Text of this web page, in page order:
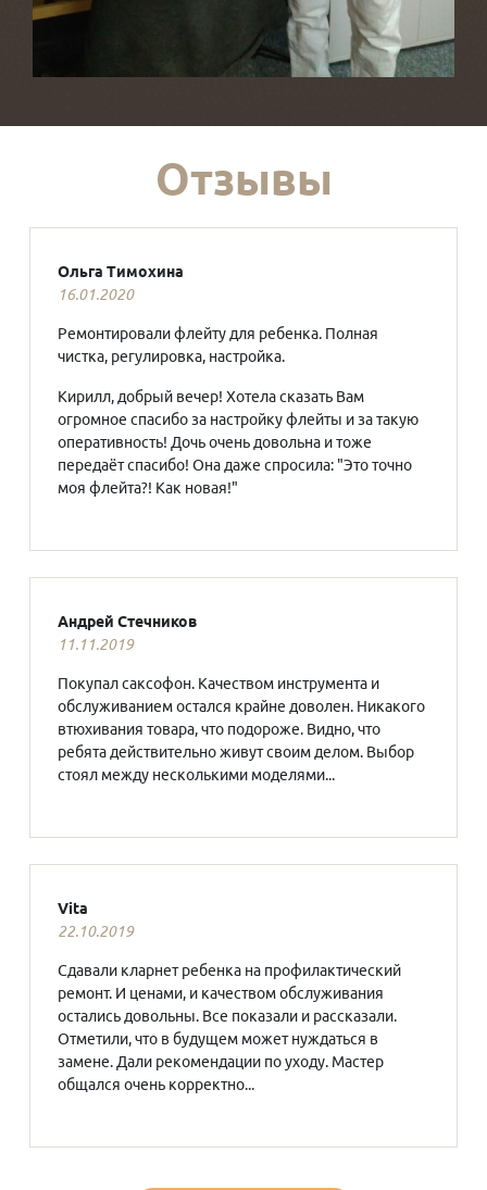
Отзывы
Ольга Тимохина
16.01.2020
Ремонтировали флейту для ребенка. Полная
чистка, регулировка, настройка.
Кирилл, добрый вечер! Хотела сказать Вам
огромное спасибо за настройку флейты и за такую
оперативность! Дочь очень довольна и тоже
передаёт спасибо! Она даже спросила: "Это точно
моя флейта?! Как новая!"
Андрей Стечников
11.11.2019
Покупал саксофон. Качеством инструмента и
обслуживанием остался крайне доволен. Никакого
втюхивания товара, что подороже. Видно, что
ребята действительно живут своим делом. Выбор
стоял между несколькими моделями...
Vita
22.10.2019
Сдавали кларнет ребенка на профилактический
ремонт. И ценами, и качеством обслуживания
остались довольны. Все показали и рассказали.
Отметили, что в будущем может нуждаться в
замене. Дали рекомендации по уходу. Мастер
общался очень корректно...